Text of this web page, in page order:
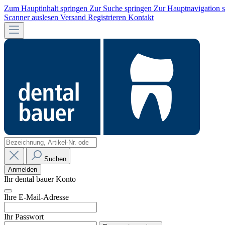
Zum Hauptinhalt springen Zur Suche springen Zur Hauptnavigation
Scanner auslesen Versand Registrieren Kontakt
Suchen
Anmelden
Ihr dental bauer Konto
Ihre E-Mail-Adresse
Ihr Passwort